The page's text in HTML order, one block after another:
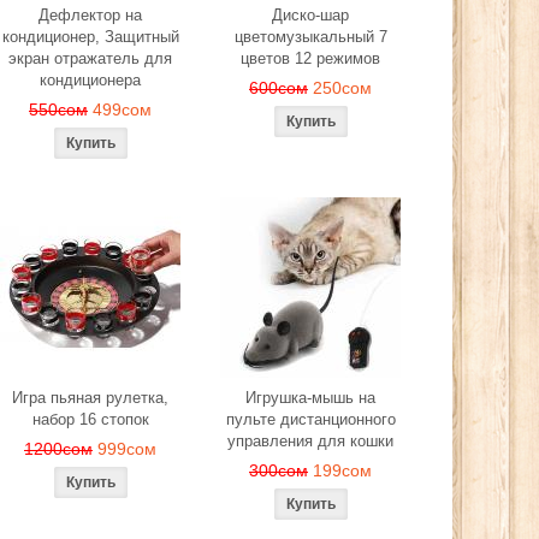
Дефлектор на
кондиционер, Защитный
экран отражатель для
кондиционера
550сом 499сом
Диско-шар
цветомузыкальный 7
цветов 12 режимов
600сом 250сом
Игра пьяная рулетка,
набор 16 стопок
1200сом 999сом
Игрушка-мышь на
пульте дистанционного
управления для кошки
300сом 199сом